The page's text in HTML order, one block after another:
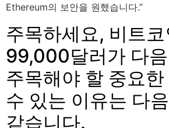
Ethereum의 보안을 원했습니다.”
주목하세요, 비트
99,000달러가 다
주목해야 할 중요한
수 있는 이유는 다
같습니다.